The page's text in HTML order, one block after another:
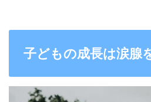
子どもの成長は涙腺